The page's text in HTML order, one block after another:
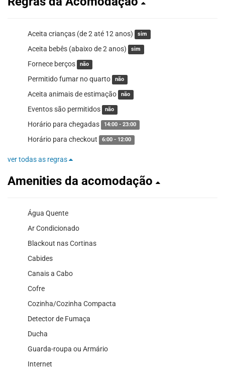
Aceita crianças (de 2 até 12 anos) sim
Aceita bebês (abaixo de 2 anos) sim
Fornece berços não
Permitido fumar no quarto não
Aceita animais de estimação não
Eventos são permitidos não
Horário para chegadas 14:00 - 23:00
Horário para checkout 6:00 - 12:00
ver todas as regras
Amenities da acomodação
Água Quente
Ar Condicionado
Blackout nas Cortinas
Cabides
Canais a Cabo
Cofre
Cozinha/Cozinha Compacta
Detector de Fumaça
Ducha
Guarda-roupa ou Armário
Internet